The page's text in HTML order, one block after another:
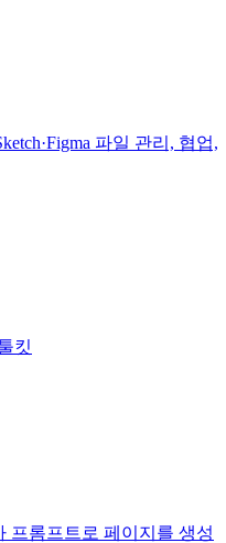
파일 관리, 협업,
킷
프롬프트로 페이지를 생성